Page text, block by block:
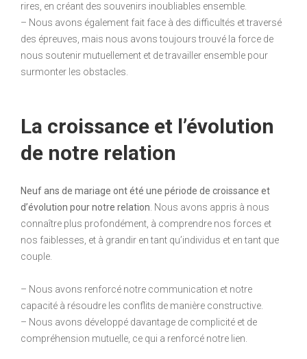
rires, en créant des souvenirs inoubliables ensemble.
– Nous avons également fait face à des difficultés et traversé
des épreuves, mais nous avons toujours trouvé la force de
nous soutenir mutuellement et de travailler ensemble pour
surmonter les obstacles.
La croissance et l’évolution
de notre relation
Neuf ans de mariage ont été une période de croissance et
d’évolution pour notre relation . Nous avons appris à nous
connaître plus profondément, à comprendre nos forces et
nos faiblesses, et à grandir en tant qu’individus et en tant que
couple.
– Nous avons renforcé notre communication et notre
capacité à résoudre les conflits de manière constructive.
– Nous avons développé davantage de complicité et de
compréhension mutuelle, ce qui a renforcé notre lien.